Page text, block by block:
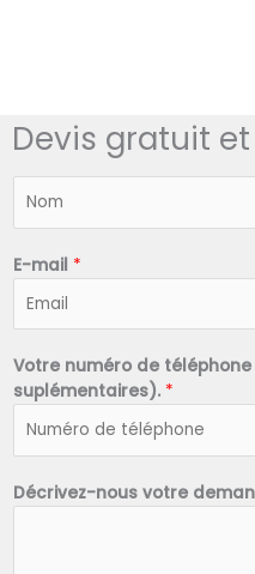
Devis gratuit
*
E-mail *
Votre numéro de
suplémentaires). *
Décrivez-nous votre